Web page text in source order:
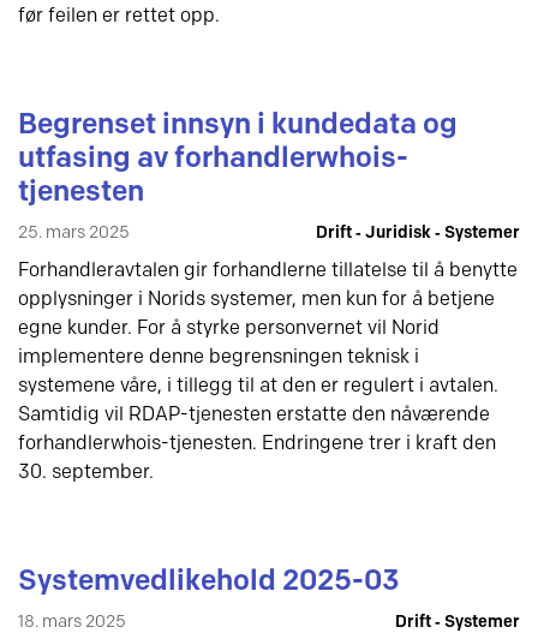
før feilen er rettet opp.
Begrenset innsyn i kundedata og
utfasing av forhandlerwhois-
tjenesten
25. mars 2025 Drift ‐ Juridisk ‐ Systemer
Forhandleravtalen gir forhandlerne tillatelse til å benytte
opplysninger i Norids systemer, men kun for å betjene
egne kunder. For å styrke personvernet vil Norid
implementere denne begrensningen teknisk i
systemene våre, i tillegg til at den er regulert i avtalen.
Samtidig vil RDAP-tjenesten erstatte den nåværende
forhandlerwhois-tjenesten. Endringene trer i kraft den
30. september.
Systemvedlikehold 2025-03
18. mars 2025 Drift ‐ Systemer